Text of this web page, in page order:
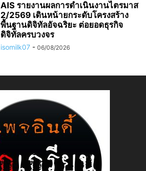
AIS รายงานผลการดำเนินงานไตรมาส
2/2569 เดินหน้ายกระดับโครงสร้าง
พื้นฐานดิจิทัลอัจฉริยะ ต่อยอดธุรกิจ
ดิจิทัลครบวงจร
isomilk07 - 06/08/2026